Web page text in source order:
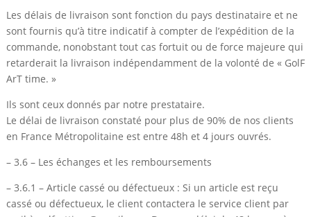
Les délais de livraison sont fonction du pays destinataire et ne
sont fournis qu’à titre indicatif à compter de l’expédition de la
commande, nonobstant tout cas fortuit ou de force majeure qui
retarderait la livraison indépendamment de la volonté de « GolF
ArT time. »
Ils sont ceux donnés par notre prestataire.
Le délai de livraison constaté pour plus de 90% de nos clients
en France Métropolitaine est entre 48h et 4 jours ouvrés.
– 3.6 – Les échanges et les remboursements
– 3.6.1 – Article cassé ou défectueux : Si un article est reçu
cassé ou défectueux, le client contactera le service client par